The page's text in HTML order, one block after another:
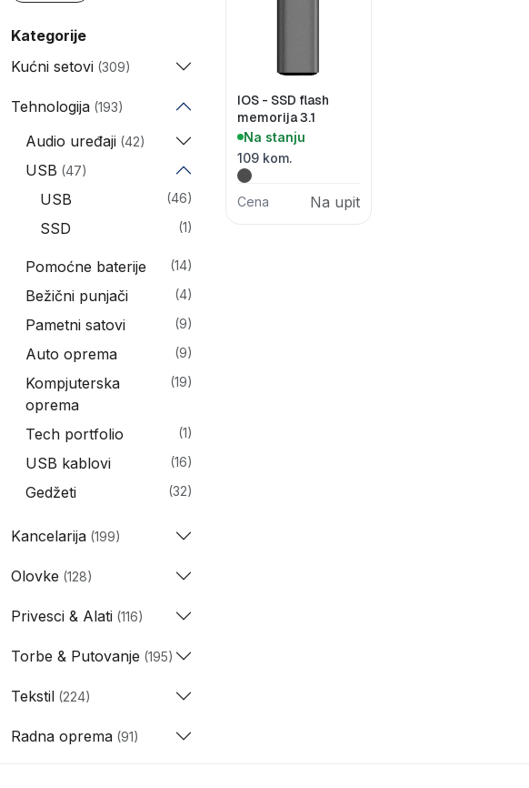
Kategorije
Kućni setovi (309)
Tehnologija (193)
Audio uređaji (42)
USB (47)
USB (46)
SSD (1)
Pomoćne baterije (14)
Bežični punjači (4)
Pametni satovi (9)
Auto oprema (9)
Kompjuterska
oprema
(19)
Tech portfolio (1)
USB kablovi (16)
Gedžeti (32)
Kancelarija (199)
Olovke (128)
Privesci & Alati (116)
Torbe & Putovanje (195)
Tekstil (224)
Radna oprema (91)
IOS - SSD flash
memorija 3.1
Na stanju
109 kom.
Cena Na upit